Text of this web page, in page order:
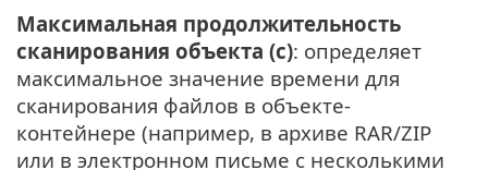
Максимальная продолжительность
сканирования объекта (с): определяет
максимальное значение времени для
сканирования файлов в объекте-
контейнере (например, в архиве RAR/ZIP
или в электронном письме с несколькими